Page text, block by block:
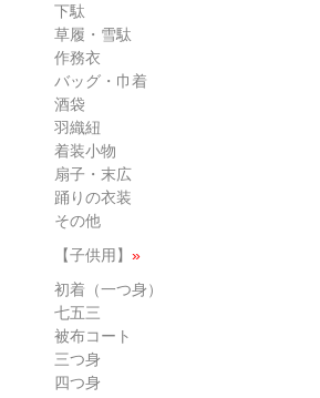
下駄
草履・雪駄
作務衣
バッグ・巾着
酒袋
羽織紐
着装小物
扇子・末広
踊りの衣装
その他
【子供用】 »
初着（一つ身）
七五三
被布コート
三つ身
四つ身